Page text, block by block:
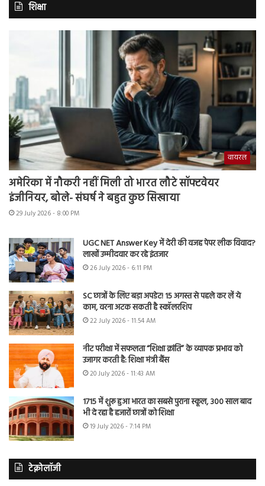
शिक्षा
वायरल
अमेरिका में नौकरी नहीं मिली तो भारत लौटे सॉफ्टवेयर
इंजीनियर, बोले- संघर्ष ने बहुत कुछ सिखाया
29 July 2026 - 8:00 PM
UGC NET Answer Key में देरी की वजह पेपर लीक विवाद?
लाखों उम्मीदवार कर रहे इंतजार
26 July 2026 - 6:11 PM
SC छात्रों के लिए बड़ा अपडेट! 15 अगस्त से पहले कर लें ये
काम, वरना अटक सकती है स्कॉलरशिप
22 July 2026 - 11:54 AM
नीट परीक्षा में सफलता “शिक्षा क्रांति” के व्यापक प्रभाव को
उजागर करती है: शिक्षा मंत्री बैंस
20 July 2026 - 11:43 AM
1715 में शुरू हुआ भारत का सबसे पुराना स्कूल, 300 साल बाद
भी दे रहा है हजारों छात्रों को शिक्षा
19 July 2026 - 7:14 PM
टेक्नोलॉजी